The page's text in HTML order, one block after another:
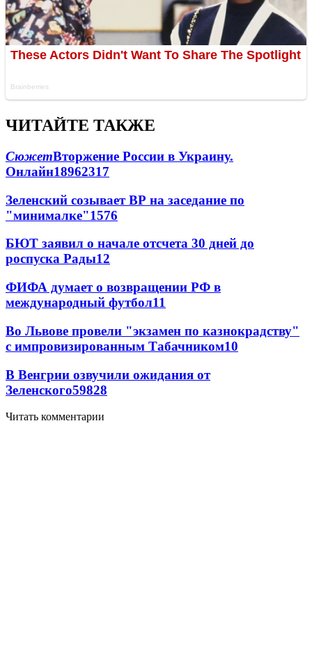
ЧИТАЙТЕ ТАКЖЕ
СюжетВторжение России в Украину.
Онлайн18962317
Зеленский созывает ВР на заседание по
"минималке"1576
БЮТ заявил о начале отсчета 30 дней до
роспуска Рады12
ФИФА думает о возвращении РФ в
международный футбол11
Во Львове провели "экзамен по казнокрадству"
с импровизированным Табачником10
В Венгрии озвучили ожидания от
Зеленского59828
Читать комментарии